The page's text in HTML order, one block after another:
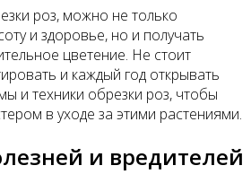
роз, можно не только
и здоровье, но и получать
цветение. Не стоит
и каждый год открывать
и техники обрезки роз, чтобы
в уходе за этими растениями.
и вредителей